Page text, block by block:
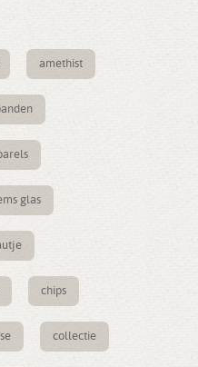
amethist
glas
chips
collectie